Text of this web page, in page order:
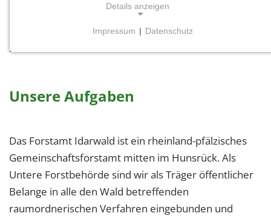
Mitarbeiterinnen und Mitarbeitern für alle Fragen
zum Wald zur Verfügung. Nehmen Sie einfach
Kontakt mit uns auf!
Unsere Aufgaben
Das Forstamt Idarwald ist ein rheinland-pfälzisches
Gemeinschaftsforstamt mitten im Hunsrück. Als
Untere Forstbehörde sind wir als Träger öffentlicher
Belange in alle den Wald betreffenden
raumordnerischen Verfahren eingebunden und
Details anzeigen
der Website erforderlich.
Name:
cookie_consent
Zweck:
Dieser Cookie speichert die ausgewählten
Einverständnis-Optionen des Benutzers
Impressum | Datenschutz